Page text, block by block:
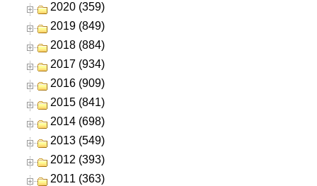
2020 (359)
2019 (849)
2018 (884)
2017 (934)
2016 (909)
2015 (841)
2014 (698)
2013 (549)
2012 (393)
2011 (363)